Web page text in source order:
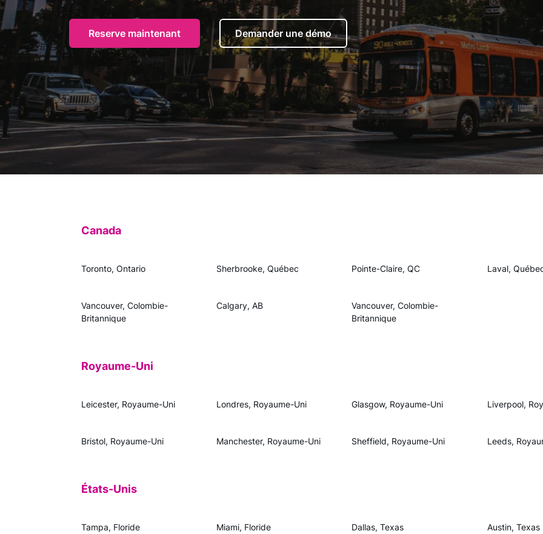
Reserve maintenant Demander une démo
Canada
Toronto, Ontario Sherbrooke, Québec Pointe-Claire, QC Laval,
Vancouver, Colombie-
Britannique
Calgary, AB
Vancouver, Colombie-
Britannique
Royaume-Uni
Leicester, Royaume-Uni Londres, Royaume-Uni Glasgow, Royaume-Uni Liverpool,
Bristol, Royaume-Uni Manchester, Royaume-Uni Sheffield, Royaume-Uni Leeds,
États-Unis
Tampa, Floride Miami, Floride Dallas, Texas Austin, Texas